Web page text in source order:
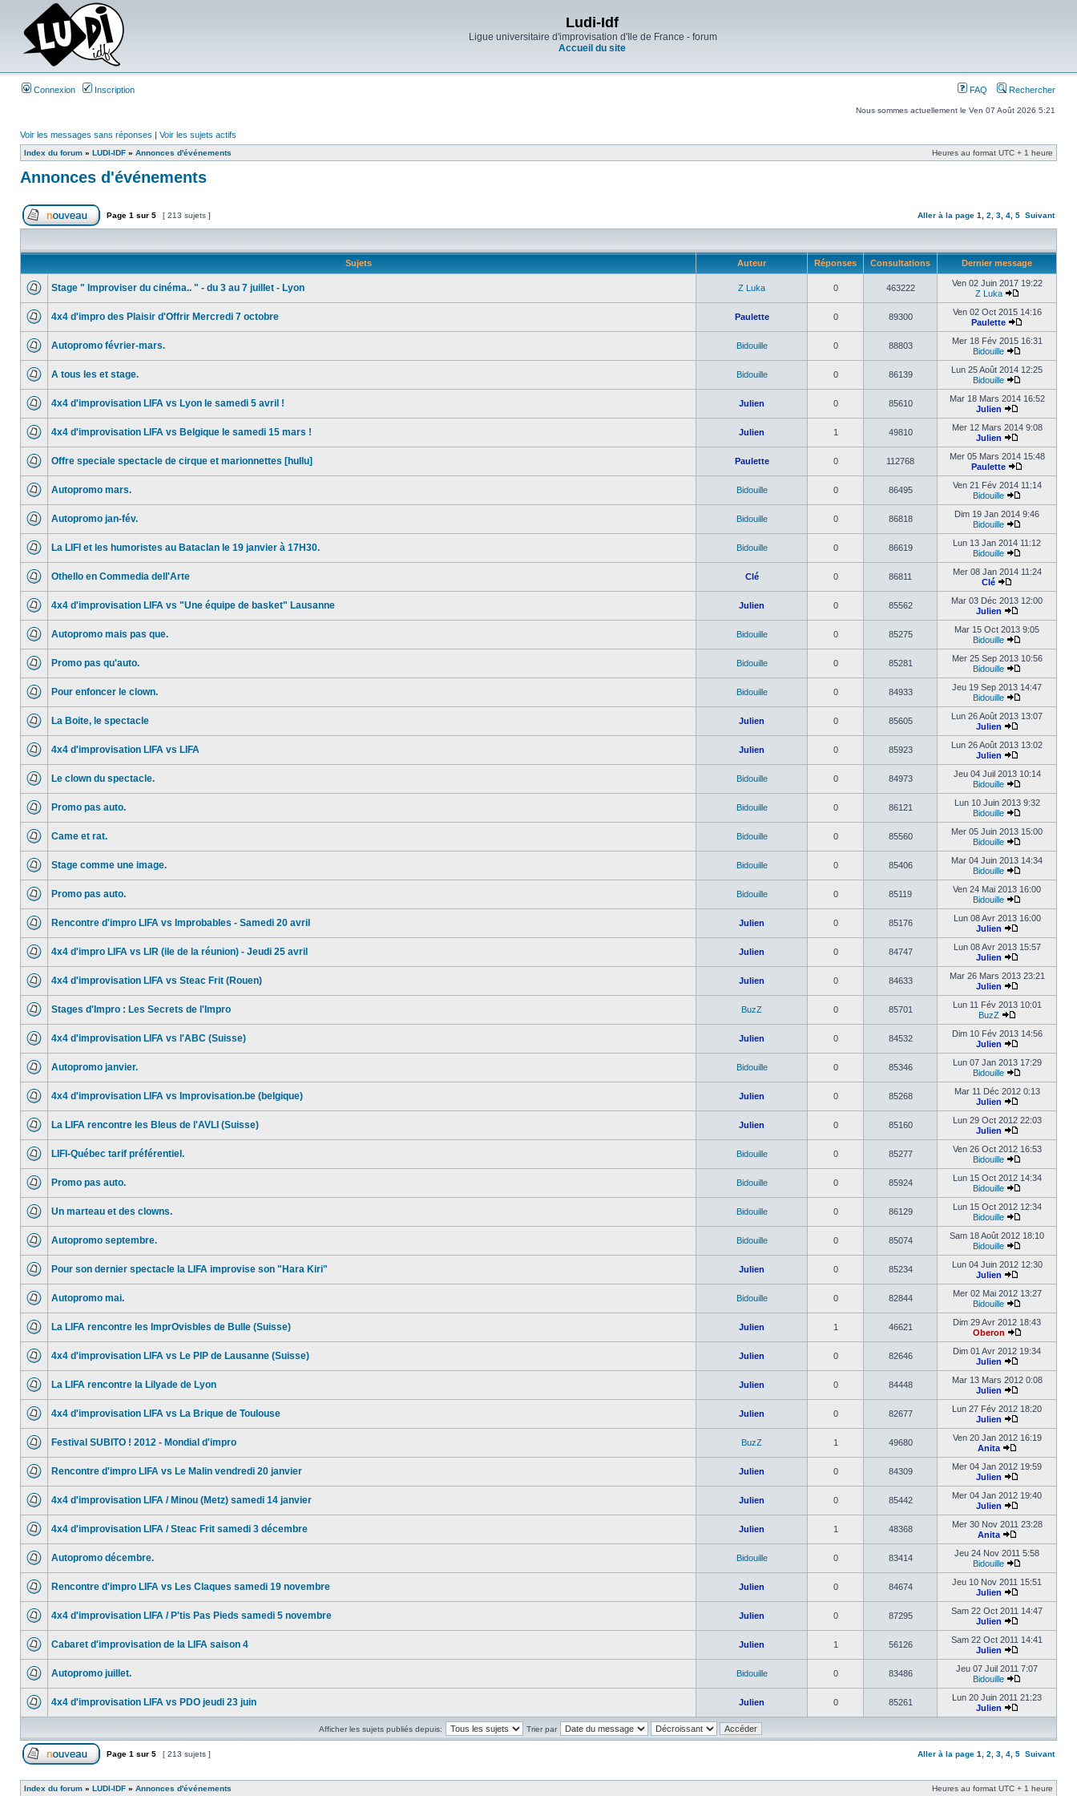
Ludi-Idf
Ligue universitaire d'improvisation d'Ile de France - forum
Accueil du site
Connexion Inscription FAQ Rechercher
Nous sommes actuellement le Ven 07 Août 2026 5:21
Voir les messages sans réponses | Voir les sujets actifs
Index du forum » LUDI-IDF » Annonces d'événements Heures au format UTC + 1 heure
Annonces d'événements
Page 1 sur 5 [ 213 sujets ] Aller à la page 1 2 3 4 5 Suivant
Sujets Auteur Réponses Consultations Dernier message
Stage " Improviser du cinéma.. " - du 3 au 7 juillet - Lyon Z Luka 0 463222
Ven 02 Juin 2017 19:22
Z Luka
4x4 d'impro des Plaisir d'Offrir Mercredi 7 octobre Paulette 0 89300
Ven 02 Oct 2015 14:16
Paulette
Autopromo février-mars. Bidouille 0 88803
Mer 18 Fév 2015 16:31
Bidouille
A tous les et stage. Bidouille 0 86139
Lun 25 Août 2014 12:25
Bidouille
4x4 d'improvisation LIFA vs Lyon le samedi 5 avril ! Julien 0 85610
Mar 18 Mars 2014 16:52
Julien
4x4 d'improvisation LIFA vs Belgique le samedi 15 mars ! Julien 1 49810
Mer 12 Mars 2014 9:08
Julien
Offre speciale spectacle de cirque et marionnettes [hullu] Paulette 0 112768
Mer 05 Mars 2014 15:48
Paulette
Autopromo mars. Bidouille 0 86495
Ven 21 Fév 2014 11:14
Bidouille
Autopromo jan-fév. Bidouille 0 86818
Dim 19 Jan 2014 9:46
Bidouille
La LIFI et les humoristes au Bataclan le 19 janvier à 17H30. Bidouille 0 86619
Lun 13 Jan 2014 11:12
Bidouille
Othello en Commedia dell'Arte Clé 0 86811
Mer 08 Jan 2014 11:24
Clé
4x4 d'improvisation LIFA vs "Une équipe de basket" Lausanne Julien 0 85562
Mar 03 Déc 2013 12:00
Julien
Autopromo mais pas que. Bidouille 0 85275
Mar 15 Oct 2013 9:05
Bidouille
Promo pas qu'auto. Bidouille 0 85281
Mer 25 Sep 2013 10:56
Bidouille
Pour enfoncer le clown. Bidouille 0 84933
Jeu 19 Sep 2013 14:47
Bidouille
La Boite, le spectacle Julien 0 85605
Lun 26 Août 2013 13:07
Julien
4x4 d'improvisation LIFA vs LIFA Julien 0 85923
Lun 26 Août 2013 13:02
Julien
Le clown du spectacle. Bidouille 0 84973
Jeu 04 Juil 2013 10:14
Bidouille
Promo pas auto. Bidouille 0 86121
Lun 10 Juin 2013 9:32
Bidouille
Came et rat. Bidouille 0 85560
Mer 05 Juin 2013 15:00
Bidouille
Stage comme une image. Bidouille 0 85406
Mar 04 Juin 2013 14:34
Bidouille
Promo pas auto. Bidouille 0 85119
Ven 24 Mai 2013 16:00
Bidouille
Rencontre d'impro LIFA vs Improbables - Samedi 20 avril Julien 0 85176
Lun 08 Avr 2013 16:00
Julien
4x4 d'impro LIFA vs LIR (ile de la réunion) - Jeudi 25 avril Julien 0 84747
Lun 08 Avr 2013 15:57
Julien
4x4 d'improvisation LIFA vs Steac Frit (Rouen) Julien 0 84633
Mar 26 Mars 2013 23:21
Julien
Stages d'Impro : Les Secrets de l'Impro BuzZ 0 85701
Lun 11 Fév 2013 10:01
BuzZ
4x4 d'improvisation LIFA vs l'ABC (Suisse) Julien 0 84532
Dim 10 Fév 2013 14:56
Julien
Autopromo janvier. Bidouille 0 85346
Lun 07 Jan 2013 17:29
Bidouille
4x4 d'improvisation LIFA vs Improvisation.be (belgique) Julien 0 85268
Mar 11 Déc 2012 0:13
Julien
La LIFA rencontre les Bleus de l'AVLI (Suisse) Julien 0 85160
Lun 29 Oct 2012 22:03
Julien
LIFI-Québec tarif préférentiel. Bidouille 0 85277
Ven 26 Oct 2012 16:53
Bidouille
Promo pas auto. Bidouille 0 85924
Lun 15 Oct 2012 14:34
Bidouille
Un marteau et des clowns. Bidouille 0 86129
Lun 15 Oct 2012 12:34
Bidouille
Autopromo septembre. Bidouille 0 85074
Sam 18 Août 2012 18:10
Bidouille
Pour son dernier spectacle la LIFA improvise son "Hara Kiri" Julien 0 85234
Lun 04 Juin 2012 12:30
Julien
Autopromo mai. Bidouille 0 82844
Mer 02 Mai 2012 13:27
Bidouille
La LIFA rencontre les ImprOvisbles de Bulle (Suisse) Julien 1 46621
Dim 29 Avr 2012 18:43
Oberon
4x4 d'improvisation LIFA vs Le PIP de Lausanne (Suisse) Julien 0 82646
Dim 01 Avr 2012 19:34
Julien
La LIFA rencontre la Lilyade de Lyon Julien 0 84448
Mar 13 Mars 2012 0:08
Julien
4x4 d'improvisation LIFA vs La Brique de Toulouse Julien 0 82677
Lun 27 Fév 2012 18:20
Julien
Festival SUBITO ! 2012 - Mondial d'impro BuzZ 1 49680
Ven 20 Jan 2012 16:19
Anita
Rencontre d'impro LIFA vs Le Malin vendredi 20 janvier Julien 0 84309
Mer 04 Jan 2012 19:59
Julien
4x4 d'improvisation LIFA / Minou (Metz) samedi 14 janvier Julien 0 85442
Mer 04 Jan 2012 19:40
Julien
4x4 d'improvisation LIFA / Steac Frit samedi 3 décembre Julien 1 48368
Mer 30 Nov 2011 23:28
Anita
Autopromo décembre. Bidouille 0 83414
Jeu 24 Nov 2011 5:58
Bidouille
Rencontre d'impro LIFA vs Les Claques samedi 19 novembre Julien 0 84674
Jeu 10 Nov 2011 15:51
Julien
4x4 d'improvisation LIFA / P'tis Pas Pieds samedi 5 novembre Julien 0 87295
Sam 22 Oct 2011 14:47
Julien
Cabaret d'improvisation de la LIFA saison 4 Julien 1 56126
Sam 22 Oct 2011 14:41
Julien
Autopromo juillet. Bidouille 0 83486
Jeu 07 Juil 2011 7:07
Bidouille
4x4 d'improvisation LIFA vs PDO jeudi 23 juin Julien 0 85261
Lun 20 Juin 2011 21:23
Julien
Afficher les sujets publiés depuis: Trier par
Page 1 sur 5 [ 213 sujets ] Aller à la page 1 2 3 4 5 Suivant
Index du forum » LUDI-IDF » Annonces d'événements Heures au format UTC + 1 heure